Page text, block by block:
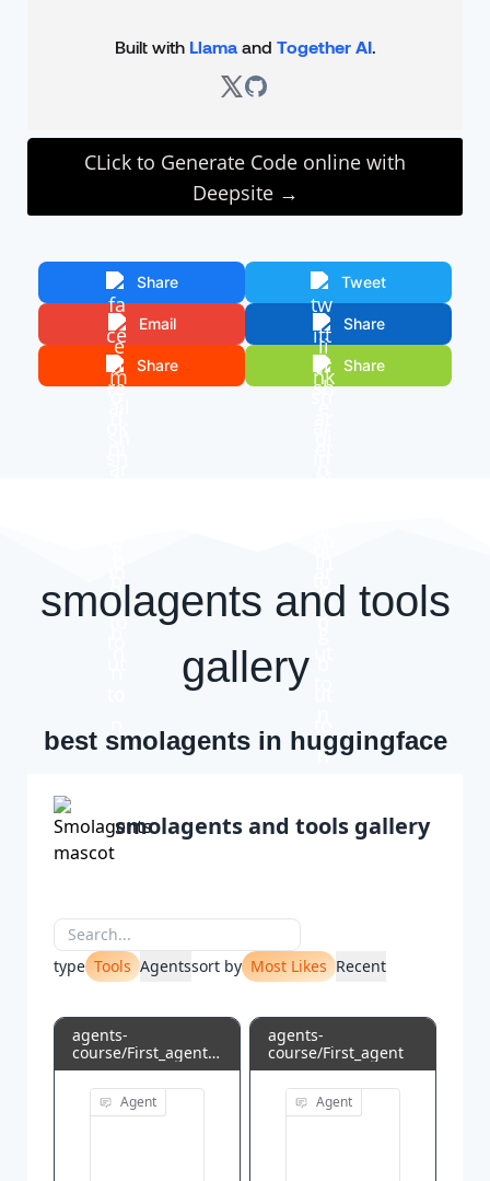
CLick to Generate Code online with
Deepsite →
Share Tweet
Email Share
Share Share
smolagents and tools
gallery
best smolagents in huggingface